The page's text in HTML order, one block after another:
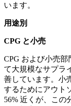
います。
用途別
CPG と小売
CPG および小売
て大規模なサプラ
善しています。小
するためにアウト
56% 近くが、この